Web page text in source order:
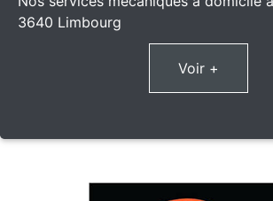
3640 Limbourg
Voir +